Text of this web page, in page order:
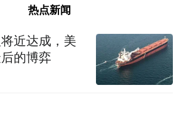
热点新闻
近达成，美
的博弈